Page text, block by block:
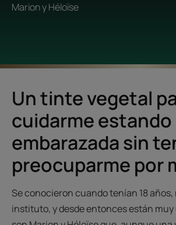
Marion y Héloïse
Un tinte vegetal
cuidarme estando
embarazada sin
preocuparme por
Se conocieron cuando tenían 18
instituto, y desde entonces están muy